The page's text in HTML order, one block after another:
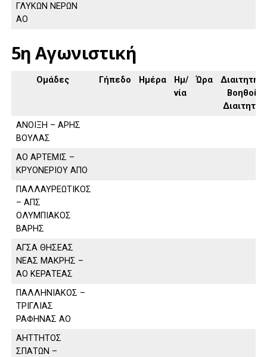
ΓΛΥΚΩΝ ΝΕΡΩΝ
ΑΟ
5η Αγωνιστική
Ομάδες Γήπεδο Ημέρα
Ημ/
νία
Ώρα
Διαιτητής,
Βοηθοί
Διαιτητή
ΑΝΟΙΞΗ – ΑΡΗΣ
ΒΟΥΛΑΣ
ΑΟ ΑΡΤΕΜΙΣ –
ΚΡΥΟΝΕΡΙΟΥ ΑΠΟ
ΠΑΛΛΑΥΡΕΩΤΙΚΟΣ
– ΑΠΣ
ΟΛΥΜΠΙΑΚΟΣ
ΒΑΡΗΣ
ΑΓΣΑ ΘΗΣΕΑΣ
ΝΕΑΣ ΜΑΚΡΗΣ –
ΑΟ ΚΕΡΑΤΕΑΣ
ΠΑΛΛΗΝΙΑΚΟΣ –
ΤΡΙΓΛΙΑΣ
ΡΑΦΗΝΑΣ ΑΟ
ΑΗΤΤΗΤΟΣ
ΣΠΑΤΩΝ –